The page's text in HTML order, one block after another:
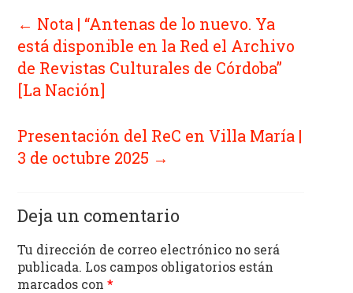
política,
las
artes
producción
intelectual
en
manifestaciones.
← Nota | “Antenas de lo nuevo. Ya
está disponible en la Red el Archivo
de Revistas Culturales de Córdoba”
[La Nación]
Presentación del ReC en Villa María |
3 de octubre 2025 →
Deja un comentario
Tu dirección de correo electrónico no será
publicada. Los campos obligatorios están
marcados con *